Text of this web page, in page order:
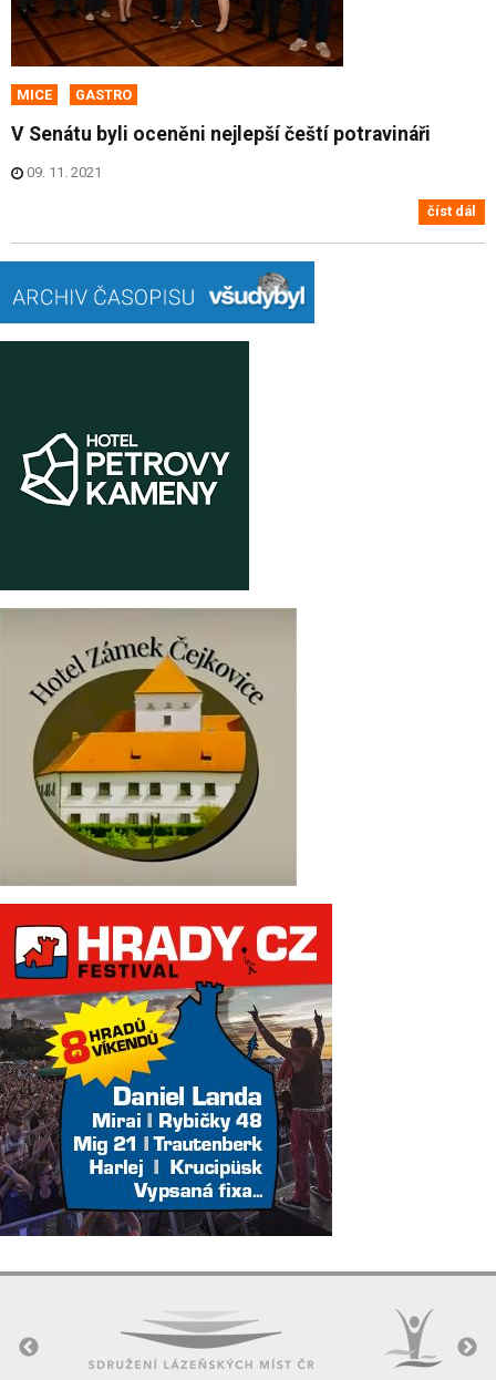
MICE GASTRO
V Senátu byli oceněni nejlepší čeští potravináři
09. 11. 2021
číst dál